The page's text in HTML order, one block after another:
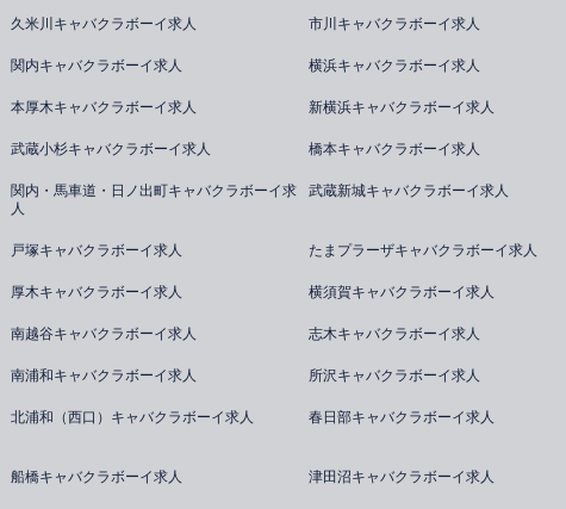
久米川キャバクラボーイ求人 市川キャバクラボーイ求人
関内キャバクラボーイ求人 横浜キャバクラボーイ求人
本厚木キャバクラボーイ求人 新横浜キャバクラボーイ求人
武蔵小杉キャバクラボーイ求人 橋本キャバクラボーイ求人
関内・馬車道・日ノ出町キャバクラボーイ求
人
武蔵新城キャバクラボーイ求人
戸塚キャバクラボーイ求人 たまプラーザキャバクラボーイ求人
厚木キャバクラボーイ求人 横須賀キャバクラボーイ求人
南越谷キャバクラボーイ求人 志木キャバクラボーイ求人
南浦和キャバクラボーイ求人 所沢キャバクラボーイ求人
北浦和（西口）キャバクラボーイ求人 春日部キャバクラボーイ求人
船橋キャバクラボーイ求人 津田沼キャバクラボーイ求人